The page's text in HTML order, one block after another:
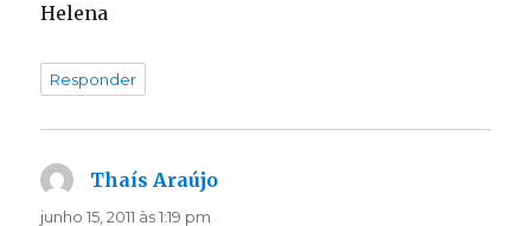
Helena
Responder
Thaís Araújo
junho 15, 2011 às 1:19 pm